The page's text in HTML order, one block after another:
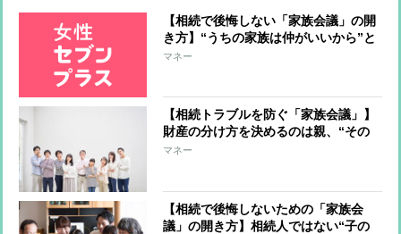
【相続で後悔しない「家族会議」の開
き方】“うちの家族は仲がいいから”と
いう楽観視は禁物 “言った言わな
マネー
【相続トラブルを防ぐ「家族会議」】
財産の分け方を決めるのは親、“その
分け方にした理由”を子に伝えること
マネー
【相続で後悔しないための「家族会
議」の開き方】相続人ではない“子の